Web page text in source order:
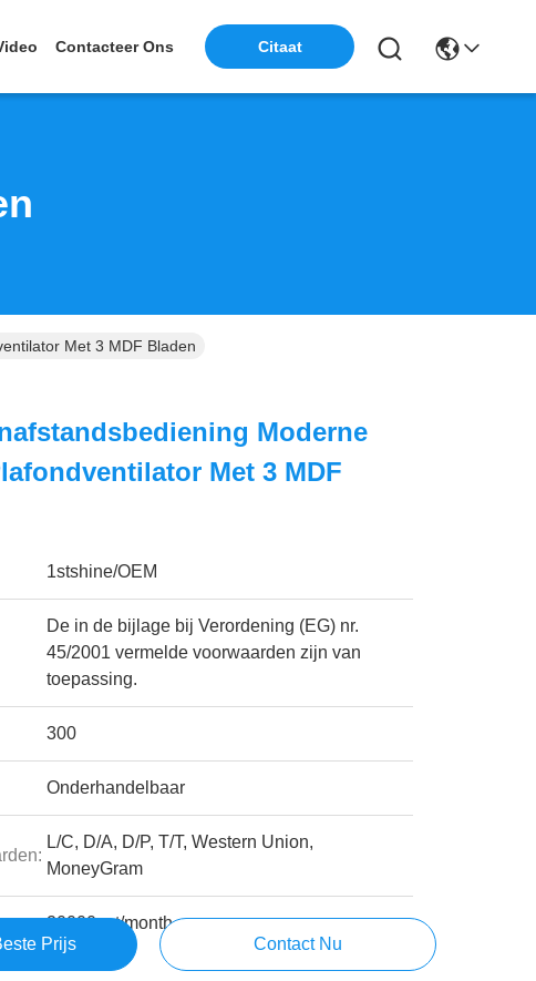
Contacteer Ons Citaat
Met 3 MDF Bladen
Moderne
Met 3 MDF
1stshine/OEM
De in de bijlage bij Verordening (EG) nr.
45/2001 vermelde voorwaarden zijn van
toepassing.
300
Onderhandelbaar
L/C, D/A, D/P, T/T, Western Union,
MoneyGram
20000set/month
Prijs
Contact Nu